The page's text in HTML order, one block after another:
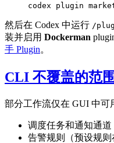
codex plugin
然后在 Codex 中运行 /
装并启用 Dockerman
手 Plugin。
CLI 不覆盖的范围
部分工作流仅在 GUI 中可
调度任务和通知通道
告警规则（预设规则